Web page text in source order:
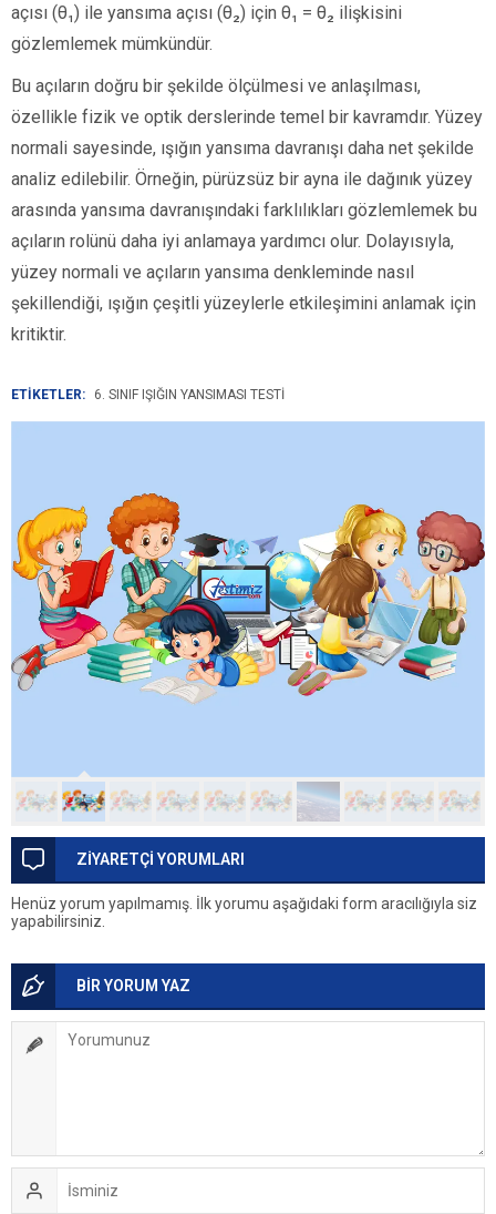
açısı (θ₁) ile yansıma açısı (θ₂) için θ₁ = θ₂ ilişkisini
gözlemlemek mümkündür.
Bu açıların doğru bir şekilde ölçülmesi ve anlaşılması,
özellikle fizik ve optik derslerinde temel bir kavramdır. Yüzey
normali sayesinde, ışığın yansıma davranışı daha net şekilde
analiz edilebilir. Örneğin, pürüzsüz bir ayna ile dağınık yüzey
arasında yansıma davranışındaki farklılıkları gözlemlemek bu
açıların rolünü daha iyi anlamaya yardımcı olur. Dolayısıyla,
yüzey normali ve açıların yansıma denkleminde nasıl
şekillendiği, ışığın çeşitli yüzeylerle etkileşimini anlamak için
kritiktir.
ETİKETLER: 6. SINIF IŞIĞIN YANSIMASI TESTI
ZİYARETÇİ YORUMLARI
Henüz yorum yapılmamış. İlk yorumu aşağıdaki form aracılığıyla siz
yapabilirsiniz.
BİR YORUM YAZ